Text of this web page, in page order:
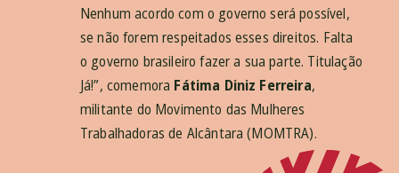
Nenhum acordo com o governo será possível,
se não forem respeitados esses direitos. Falta
o governo brasileiro fazer a sua parte. Titulação
Já!”, comemora Fátima Diniz Ferreira,
militante do Movimento das Mulheres
Trabalhadoras de Alcântara (MOMTRA).